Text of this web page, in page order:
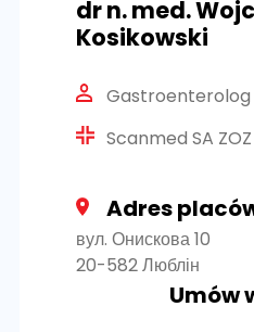
dr n. med.
Kosikowski
Gastroenterolog
Scanmed SA
Adres
вул. Онискова 10
20-582 Люблін
Umów